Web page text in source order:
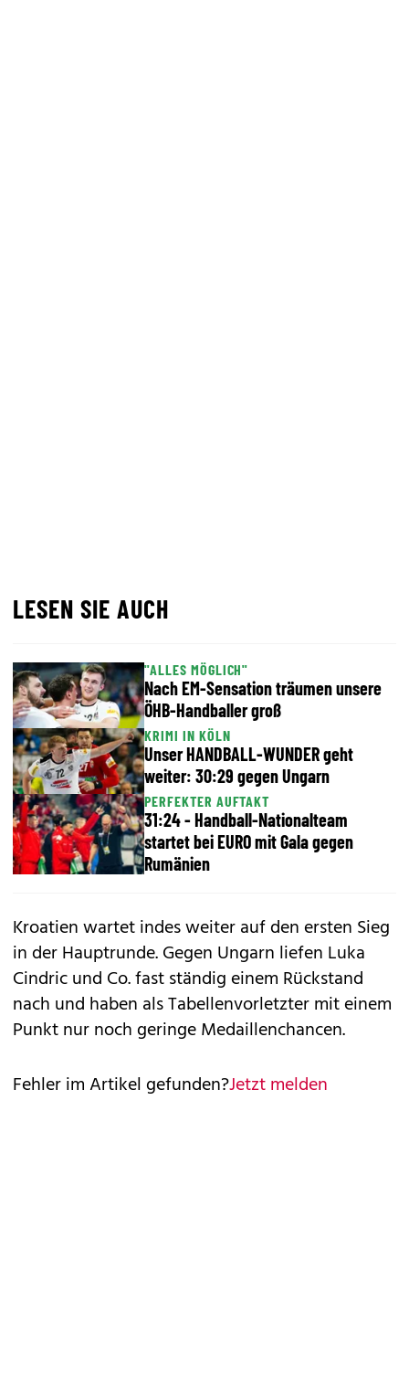
LESEN SIE AUCH
"ALLES MÖGLICH"
Nach EM-Sensation träumen unsere
ÖHB-Handballer groß
KRIMI IN KÖLN
Unser HANDBALL-WUNDER geht
weiter: 30:29 gegen Ungarn
PERFEKTER AUFTAKT
31:24 - Handball-Nationalteam
startet bei EURO mit Gala gegen
Rumänien
Kroatien wartet indes weiter auf den ersten Sieg
in der Hauptrunde. Gegen Ungarn liefen Luka
Cindric und Co. fast ständig einem Rückstand
nach und haben als Tabellenvorletzter mit einem
Punkt nur noch geringe Medaillenchancen.
Fehler im Artikel gefunden?Jetzt melden